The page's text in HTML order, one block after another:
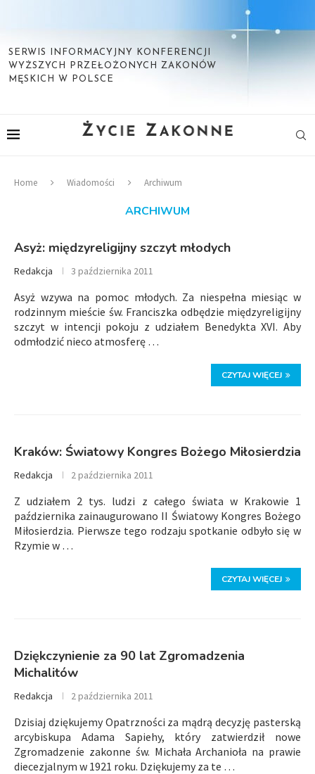
SERWIS INFORMACYJNY KONFERENCJI
WYŻSZYCH PRZEŁOŻONYCH ZAKONÓW
MĘSKICH W POLSCE
Home Wiadomości Archiwum
ARCHIWUM
Asyż: międzyreligijny szczyt młodych
Redakcja 3 października 2011
Asyż wzywa na pomoc młodych. Za niespełna miesiąc w
rodzinnym mieście św. Franciszka odbędzie międzyreligijny
szczyt w intencji pokoju z udziałem Benedykta XVI. Aby
odmłodzić nieco atmosferę …
CZYTAJ WIĘCEJ
Kraków: Światowy Kongres Bożego Miłosierdzia
Redakcja 2 października 2011
Z udziałem 2 tys. ludzi z całego świata w Krakowie 1
października zainaugurowano II Światowy Kongres Bożego
Miłosierdzia. Pierwsze tego rodzaju spotkanie odbyło się w
Rzymie w …
CZYTAJ WIĘCEJ
Dziękczynienie za 90 lat Zgromadzenia
Michalitów
Redakcja 2 października 2011
Dzisiaj dziękujemy Opatrzności za mądrą decyzję pasterską
arcybiskupa Adama Sapiehy, który zatwierdził nowe
Zgromadzenie zakonne św. Michała Archanioła na prawie
diecezjalnym w 1921 roku. Dziękujemy za te …